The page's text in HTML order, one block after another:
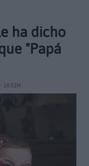
ha dicho
"Papá
16:52H